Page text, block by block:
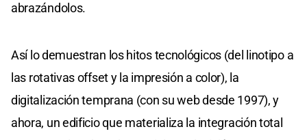
abrazándolos.
Así lo demuestran los hitos tecnológicos (del linotipo a
las rotativas offset y la impresión a color), la
digitalización temprana (con su web desde 1997), y
ahora, un edificio que materializa la integración total